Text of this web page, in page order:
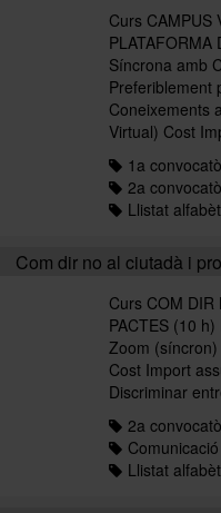
Curs CAMPUS
PLATAFORMA
Síncrona amb
Preferiblement
Coneixements
Virtual) Cost
1a
2a
Llistat
Com dir no al ciutadà i
Curs COM DIR
PACTES (10
Zoom
Cost Import
Discriminar
2a
Comunicació
Llistat